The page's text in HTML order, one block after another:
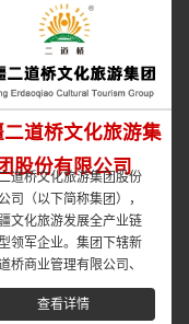
二道桥文化旅游集
股份有限公司
道桥文化旅游集团股份
司（以下简称集团），
文化旅游发展全产业链
领军企业。集团下辖新
桥商业管理有限公司、
道桥饭店管理有限公
查看详情